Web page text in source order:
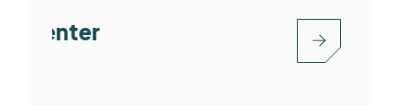
Five-axis Machining Center